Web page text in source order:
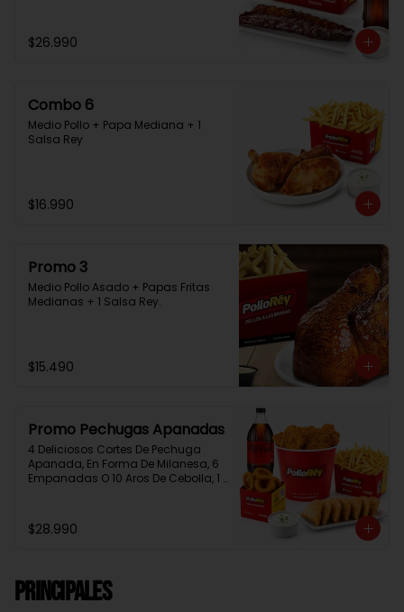
$26.990
Combo 6
Medio Pollo + Papa Mediana + 1
Salsa Rey
$16.990
Promo 3
Medio Pollo Asado + Papas Fritas
Medianas + 1 Salsa Rey.
$15.490
Promo Pechugas Apanadas
4 Deliciosos Cortes De Pechuga
Apanada, En Forma De Milanesa, 6
Empanadas O 10 Aros De Cebolla, 1
$28.990
Principales